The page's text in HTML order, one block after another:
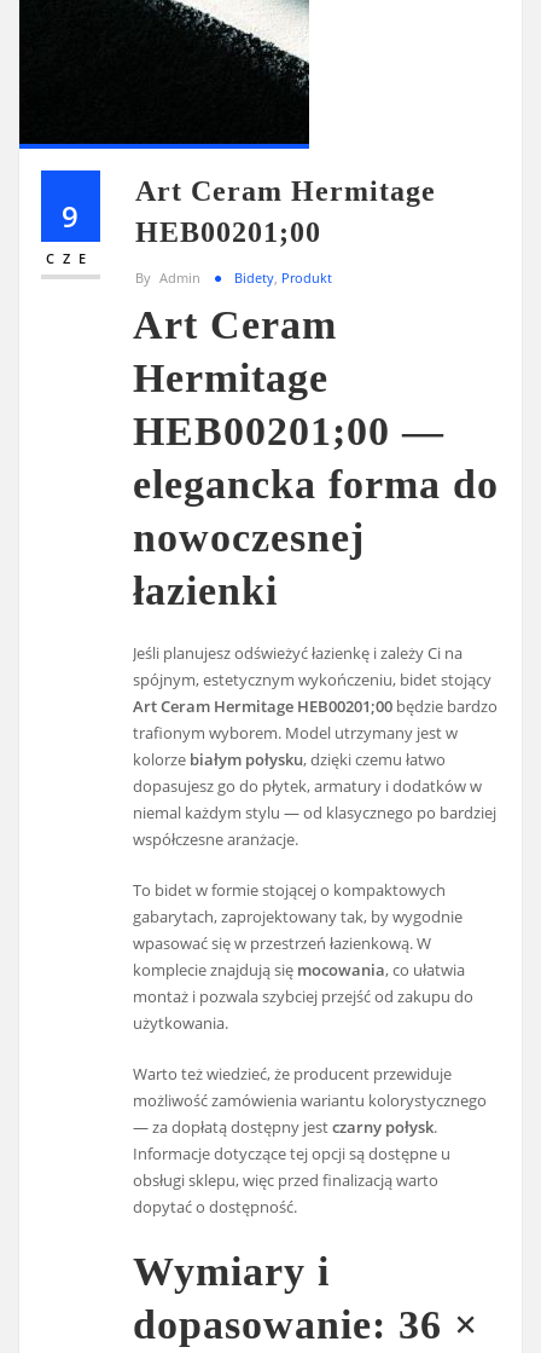
9
CZE
Art Ceram Hermitage
HEB00201;00
By Admin Bidety Produkt
Art Ceram
Hermitage
HEB00201;00 —
elegancka forma do
nowoczesnej
łazienki
Jeśli planujesz odświeżyć łazienkę i zależy Ci na
spójnym, estetycznym wykończeniu, bidet stojący
Art Ceram Hermitage HEB00201;00 będzie bardzo
trafionym wyborem. Model utrzymany jest w
kolorze białym połysku, dzięki czemu łatwo
dopasujesz go do płytek, armatury i dodatków w
niemal każdym stylu — od klasycznego po bardziej
współczesne aranżacje.
To bidet w formie stojącej o kompaktowych
gabarytach, zaprojektowany tak, by wygodnie
wpasować się w przestrzeń łazienkową. W
komplecie znajdują się mocowania, co ułatwia
montaż i pozwala szybciej przejść od zakupu do
użytkowania.
Warto też wiedzieć, że producent przewiduje
możliwość zamówienia wariantu kolorystycznego
— za dopłatą dostępny jestczarny połysk.
Informacje dotyczące tej opcji są dostępne u
obsługi sklepu, więc przed finalizacją warto
dopytać o dostępność.
Wymiary i
dopasowanie: 36 ×